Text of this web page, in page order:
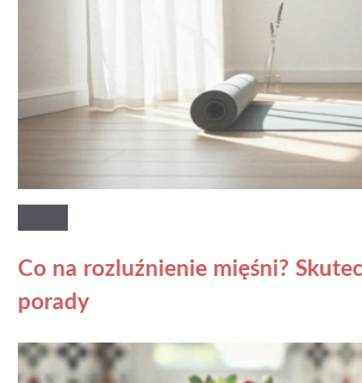
Co na rozluźnienie mięśni?
porady